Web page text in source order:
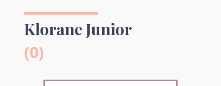
Klorane Junior
(0)